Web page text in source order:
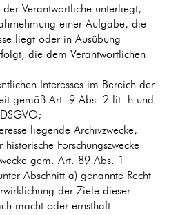
Verantwortliche unterliegt,
einer Aufgabe, die
liegt oder in Ausübung
die dem Verantwortlichen
Interesses im Bereich der
gemäß Art. 9 Abs. 2 lit. h und
liegende Archivzwecke,
Forschungszwecke
gem. Art. 89 Abs. 1
Abschnitt a) genannte Recht
der Ziele dieser
macht oder ernsthaft